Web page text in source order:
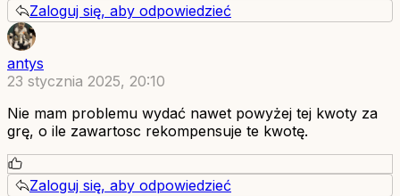
Zaloguj się, aby odpowiedzieć
antys
23 stycznia 2025, 20:10
Nie mam problemu wydać nawet powyżej tej kwoty za
grę, o ile zawartosc rekompensuje te kwotę.
Zaloguj się, aby odpowiedzieć